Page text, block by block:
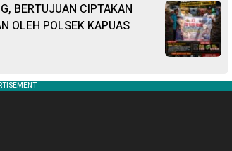
BERTUJUAN CIPTAKAN
OLEH POLSEK KAPUAS